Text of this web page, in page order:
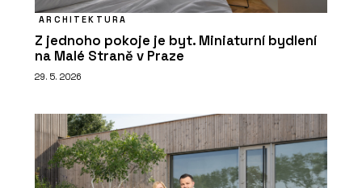
ARCHITEKTURA
Z jednoho pokoje je byt. Miniaturní bydlení
na Malé Straně v Praze
29. 5. 2026